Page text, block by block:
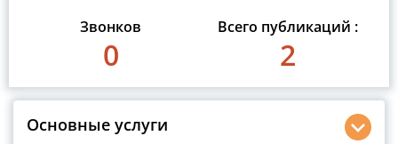
Звонков
0
Всего публикаций :
2
Основные услуги